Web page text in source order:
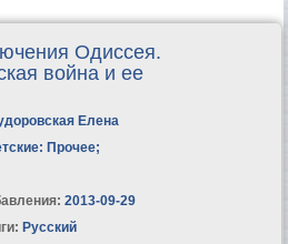
Одиссея.
война и ее
Елена
Прочее;
2013-09-29
Русский